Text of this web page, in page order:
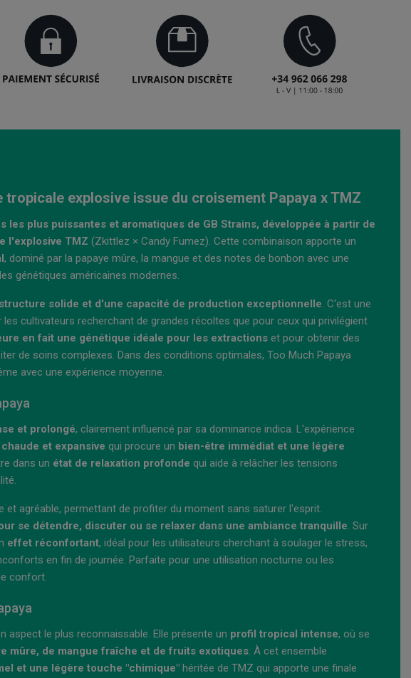
tropicale explosive issue du croisement Papaya x TMZ
les plus puissantes et aromatiques de GB Strains, développée à partir de
l'explosive TMZ (Zkittlez × Candy Fumez). Cette combinaison apporte un
, dominé par la papaye mûre, la mangue et des notes de bonbon avec une
génétiques américaines modernes.
solide et d'une capacité de production exceptionnelle. C'est une
cultivateurs recherchant de grandes récoltes que pour ceux qui privilégient
en fait une génétique idéale pour les extractions et pour obtenir des
de soins complexes. Dans des conditions optimales, Too Much Papaya
avec une expérience moyenne.
et prolongé, clairement influencé par sa dominance indica. L'expérience
et expansive qui procure un bien-être immédiat et une légère
dans un état de relaxation profonde qui aide à relâcher les tensions
et agréable, permettant de profiter du moment sans saturer l'esprit.
se détendre, discuter ou se relaxer dans une ambiance tranquille. Sur
effet réconfortant, idéal pour les utilisateurs cherchant à soulager le stress,
en fin de journée. Parfaite pour une utilisation nocturne ou les
confort.
aspect le plus reconnaissable. Elle présente un profil tropical intense, où se
mûre, de mangue fraîche et de fruits exotiques. À cet ensemble
et une légère touche "chimique" héritée de TMZ qui apporte une finale